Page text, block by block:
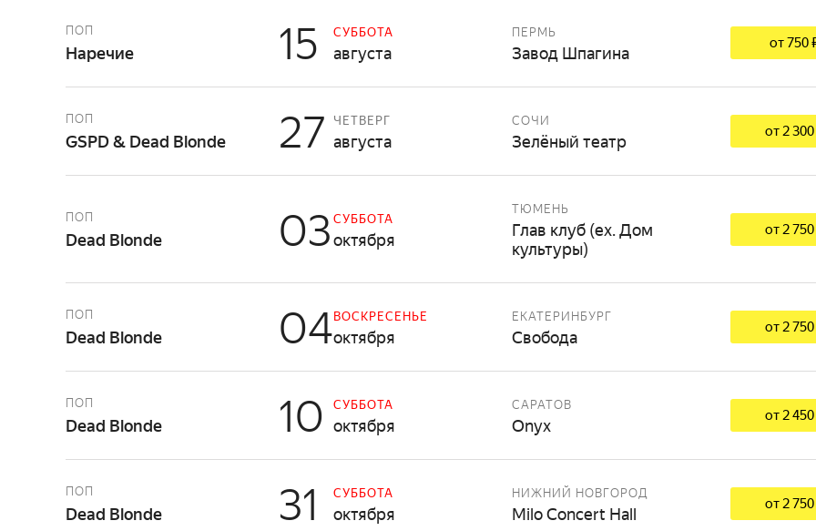
ПОП
Наречие 15 СУББОТА
августа
ПЕРМЬ
Завод Шпагина
от 750
ПОП
GSPD & Dead Blonde 27 ЧЕТВЕРГ
августа
СОЧИ
Зелёный театр
от 2
ПОП
Dead Blonde 03 СУББОТА
октября
ТЮМЕНЬ
Глав клуб (ex. Дом
культуры)
от 2
ПОП
Dead Blonde 04ВОСКРЕСЕНЬЕ
октября
ЕКАТЕРИНБУРГ
Свобода
от 2
ПОП
Dead Blonde 10 СУББОТА
октября
САРАТОВ
Onyx
от 2
ПОП
Dead Blonde 31 СУББОТА
октября
НИЖНИЙ НОВГОРОД
Milo Concert Hall
от 2